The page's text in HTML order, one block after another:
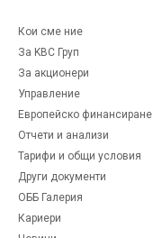
Кои сме ние
За KBC Груп
За акционери
Управление
Европейско финансиране
Отчети и анализи
Тарифи и общи условия
Други документи
ОББ Галерия
Кариери